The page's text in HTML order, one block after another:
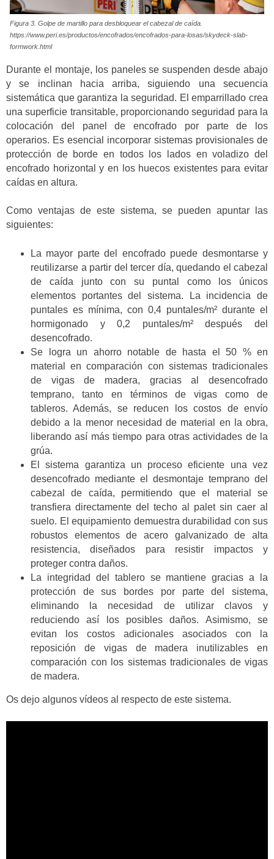
Figura 3. Golpe de martillo para desbloquear el cabezal de caída.
https://www.peri.es/productos/encofrados/encofrados-para-losas/skydeck-slab-
formwork.html
Durante el montaje, los paneles se suspenden desde abajo
y se inclinan hacia arriba, siguiendo una secuencia
sistemática que garantiza la seguridad. El emparrillado crea
una superficie transitable, proporcionando seguridad para la
colocación del panel de encofrado por parte de los
operarios. Es esencial incorporar sistemas provisionales de
protección de borde en todos los lados en voladizo del
encofrado horizontal y en los huecos existentes para evitar
caídas en altura.
Como ventajas de este sistema, se pueden apuntar las
siguientes:
La mayor parte del encofrado puede desmontarse y
reutilizarse a partir del tercer día, quedando el cabezal
de caída junto con su puntal como los únicos
elementos portantes del sistema. La incidencia de
puntales es mínima, con 0,4 puntales/m² durante el
hormigonado y 0,2 puntales/m² después del
desencofrado.
Se logra un ahorro notable de hasta el 50 % en
material en comparación con sistemas tradicionales
de vigas de madera, gracias al desencofrado
temprano, tanto en términos de vigas como de
tableros. Además, se reducen los costos de envío
debido a la menor necesidad de material en la obra,
liberando así más tiempo para otras actividades de la
grúa.
El sistema garantiza un proceso eficiente una vez
desencofrado mediante el desmontaje temprano del
cabezal de caída, permitiendo que el material se
transfiera directamente del techo al palet sin caer al
suelo. El equipamiento demuestra durabilidad con sus
robustos elementos de acero galvanizado de alta
resistencia, diseñados para resistir impactos y
proteger contra daños.
La integridad del tablero se mantiene gracias a la
protección de sus bordes por parte del sistema,
eliminando la necesidad de utilizar clavos y
reduciendo así los posibles daños. Asimismo, se
evitan los costos adicionales asociados con la
reposición de vigas de madera inutilizables en
comparación con los sistemas tradicionales de vigas
de madera.
Os dejo algunos vídeos al respecto de este sistema.